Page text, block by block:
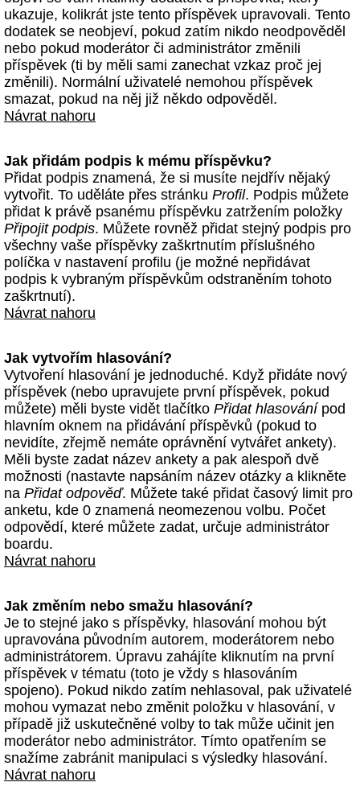
ukazuje, kolikrát jste tento příspěvek upravovali. Tento
dodatek se neobjeví, pokud zatím nikdo neodpověděl
nebo pokud moderátor či administrátor změnili
příspěvek (ti by měli sami zanechat vzkaz proč jej
změnili). Normální uživatelé nemohou příspěvek
smazat, pokud na něj již někdo odpověděl.
Návrat nahoru
Jak přidám podpis k mému příspěvku?
Přidat podpis znamená, že si musíte nejdřív nějaký
vytvořit. To uděláte přes stránku Profil. Podpis můžete
přidat k právě psanému příspěvku zatržením položky
Připojit podpis. Můžete rovněž přidat stejný podpis pro
všechny vaše příspěvky zaškrtnutím příslušného
políčka v nastavení profilu (je možné nepřidávat
podpis k vybraným příspěvkům odstraněním tohoto
zaškrtnutí).
Návrat nahoru
Jak vytvořím hlasování?
Vytvoření hlasování je jednoduché. Když přidáte nový
příspěvek (nebo upravujete první příspěvek, pokud
můžete) měli byste vidět tlačítko Přidat hlasovánípod
hlavním oknem na přidávání příspěvků (pokud to
nevidíte, zřejmě nemáte oprávnění vytvářet ankety).
Měli byste zadat název ankety a pak alespoň dvě
možnosti (nastavte napsáním název otázky a klikněte
na Přidat odpověď. Můžete také přidat časový limit pro
anketu, kde 0 znamená neomezenou volbu. Počet
odpovědí, které můžete zadat, určuje administrátor
boardu.
Návrat nahoru
Jak změním nebo smažu hlasování?
Je to stejné jako s příspěvky, hlasování mohou být
upravována původním autorem, moderátorem nebo
administrátorem. Úpravu zahájíte kliknutím na první
příspěvek v tématu (toto je vždy s hlasováním
spojeno). Pokud nikdo zatím nehlasoval, pak uživatelé
mohou vymazat nebo změnit položku v hlasování, v
případě již uskutečněné volby to tak může učinit jen
moderátor nebo administrátor. Tímto opatřením se
snažíme zabránit manipulaci s výsledky hlasování.
Návrat nahoru